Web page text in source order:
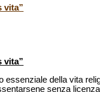
vita”
vita”
essenziale della vita
senza